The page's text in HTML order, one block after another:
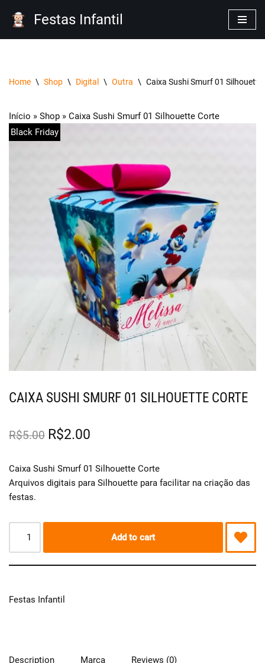
Festas Infantil
Home \ Shop \ Digital \ Outra \ Caixa Sushi Smurf 01 Silhouette
Início » Shop » Caixa Sushi Smurf 01 Silhouette Corte
Black Friday
CAIXA SUSHI SMURF 01 SILHOUETTE CORTE
R$5.00 R$2.00
Caixa Sushi Smurf 01 Silhouette Corte
Arquivos digitais para Silhouette para facilitar na criação das
festas.
Add to cart
Festas Infantil
Description Marca Reviews (0)